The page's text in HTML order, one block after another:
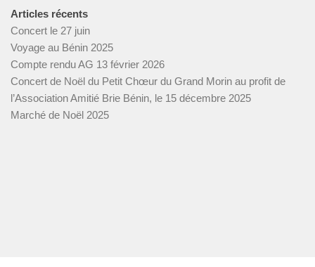
Articles récents
Concert le 27 juin
Voyage au Bénin 2025
Compte rendu AG 13 février 2026
Concert de Noël du Petit Chœur du Grand Morin au profit de
l’Association Amitié Brie Bénin, le 15 décembre 2025
Marché de Noël 2025